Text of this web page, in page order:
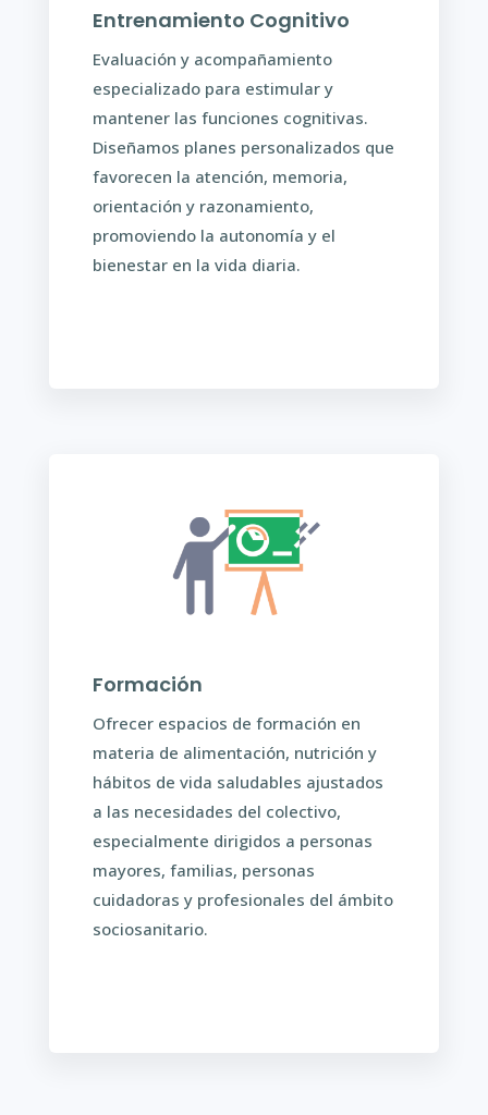
Entrenamiento Cognitivo
Evaluación y acompañamiento
especializado para estimular y
mantener las funciones cognitivas.
Diseñamos planes personalizados que
favorecen la atención, memoria,
orientación y razonamiento,
promoviendo la autonomía y el
bienestar en la vida diaria.
Formación
Ofrecer espacios de formación en
materia de alimentación, nutrición y
hábitos de vida saludables ajustados
a las necesidades del colectivo,
especialmente dirigidos a personas
mayores, familias, personas
cuidadoras y profesionales del ámbito
sociosanitario.